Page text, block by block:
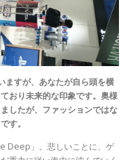
ますが、あなたが自ら頭を横
おり未来的な印象です。奥様
したが、ファッションではな
す。
Deep」。悲しいことに、ゲ